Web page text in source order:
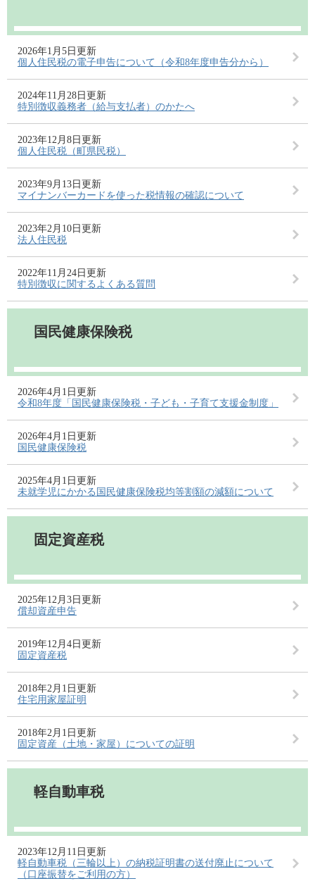
2026年1月5日更新
個人住民税の電子申告について（令和8年度申告分から）
2024年11月28日更新
特別徴収義務者（給与支払者）のかたへ
2023年12月8日更新
個人住民税（町県民税）
2023年9月13日更新
マイナンバーカードを使った税情報の確認について
2023年2月10日更新
法人住民税
2022年11月24日更新
特別徴収に関するよくある質問
国民健康保険税
2026年4月1日更新
令和8年度「国民健康保険税・子ども・子育て支援金制度」
2026年4月1日更新
国民健康保険税
2025年4月1日更新
未就学児にかかる国民健康保険税均等割額の減額について
固定資産税
2025年12月3日更新
償却資産申告
2019年12月4日更新
固定資産税
2018年2月1日更新
住宅用家屋証明
2018年2月1日更新
固定資産（土地・家屋）についての証明
軽自動車税
2023年12月11日更新
軽自動車税（三輪以上）の納税証明書の送付廃止について
（口座振替をご利用の方）